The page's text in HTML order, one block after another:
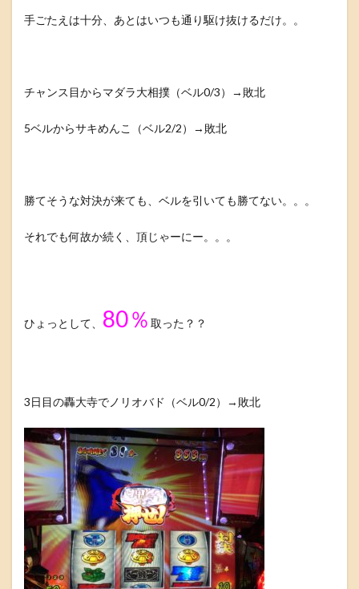
手ごたえは十分、あとはいつも通り駆け抜けるだけ。。
チャンス目からマダラ大相撲（ベル0/3）→敗北
5ベルからサキめんこ（ベル2/2）→敗北
勝てそうな対決が来ても、ベルを引いても勝てない。。。
それでも何故か続く、頂じゃーにー。。。
ひょっとして、 80％ 取った？？
3日目の轟大寺でノリオバド（ベル0/2）→敗北